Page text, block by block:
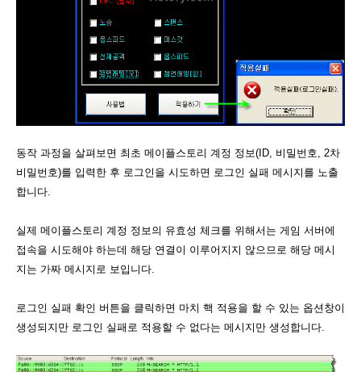
동작 과정을 살펴보면 최초 메이플스토리 계정 정보(ID, 비밀번호, 2차
비밀번호)를 입력한 후 로그인을 시도하면 로그인 실패 메시지를 노출
합니다.
실제 메이플스토리 계정 정보의 유효성 체크를 위해서는 게임 서버에
접속을 시도해야 하는데 해당 연결이 이루어지지 않으므로 해당 메시
지는 가짜 메시지로 보입니다.
로그인 실패 확인 버튼을 클릭하면 마치 핵 적용을 할 수 있는 옵션창이
생성되지만 로그인 실패로 적용할 수 없다는 메시지만 생성합니다.